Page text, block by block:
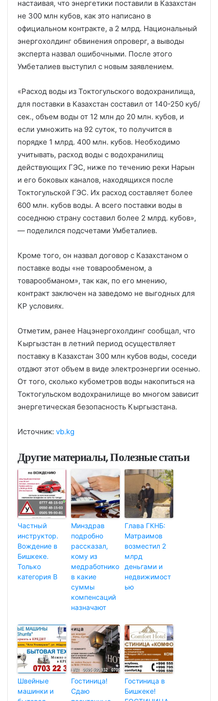
настаивая, что энергетики поставили в Казахстан
не 300 млн кубов, как это написано в
официальном контракте, а 2 млрд. Национальный
энергохолдинг обвинения опроверг, а выводы
эксперта назвал ошибочными. После этого
Умбеталиев выступил с новым заявлением.
«Расход воды из Токтогульского водохранилища,
для поставки в Казахстан составил от 140-250 куб/
сек., объем воды от 12 млн до 20 млн. кубов, и
если умножить на 92 суток, то получится в
порядке 1 млрд. 400 млн. кубов. Необходимо
учитывать, расход воды с водохранилищ
действующих ГЭС, ниже по течению реки Нарын
и его боковых каналов, находящихся после
Токтогульской ГЭС. Их расход составляет более
600 млн. кубов воды. А всего поставки воды в
соседнюю страну составил более 2 млрд. кубов»,
— поделился подсчетами Умбеталиев.
Кроме того, он назвал договор с Казахстаном о
поставке воды «не товарообменом, а
товарообманом», так как, по его мнению,
контракт заключен на заведомо не выгодных для
КР условиях.
Отметим, ранее Нацэнергохолдинг сообщал, что
Кыргызстан в летний период осуществляет
поставку в Казахстан 300 млн кубов воды, соседи
отдают этот объем в виде электроэнергии осенью.
От того, сколько кубометров воды накопиться на
Токтогульском водохранилище во многом зависит
энергетическая безопасность Кыргызстана.
Источник: vb.kg
Другие материалы, Полезные статьи
Частный
инструктор.
Вождение в
Бишкеке.
Только
категория В
Минздрав
подробно
рассказал,
кому из
медработнико
в какие
суммы
компенсаций
назначают
Глава ГКНБ:
Матраимов
возместил 2
млрд
деньгами и
недвижимост
ью
Швейные
машинки и
Гостиница!
Сдаю
Гостиница в
Бишкеке!